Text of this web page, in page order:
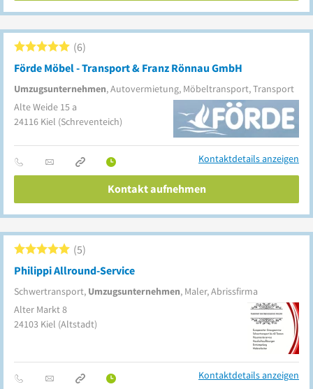
Förde Möbel - Transport & Franz Rönnau GmbH
Umzugsunternehmen, Autovermietung, Möbeltransport, Transport
6
Alte Weide 15 a
24116 Kiel (Schreventeich)
Kontaktdetails anzeigen
Kontakt aufnehmen
Philippi Allround-Service
Schwertransport, Umzugsunternehmen, Maler, Abrissfirma
5
Alter Markt 8
24103 Kiel (Altstadt)
Kontaktdetails anzeigen